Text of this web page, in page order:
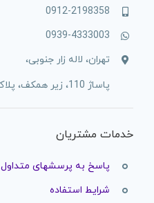
0912-2198358
0939-4333003
تهران، لاله زار جنوبی،
پاساژ 110، زیر همکف، پلاک 64
خدمات مشتریان
پاسخ به پرسشهای متداول
شرایط استفاده